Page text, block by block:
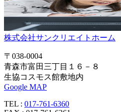
株式会社サンクリエイトホーム
〒038-0004
青森市富田三丁目１６－８
生協コスモス館敷地内
Google MAP
TEL : 017-761-6360